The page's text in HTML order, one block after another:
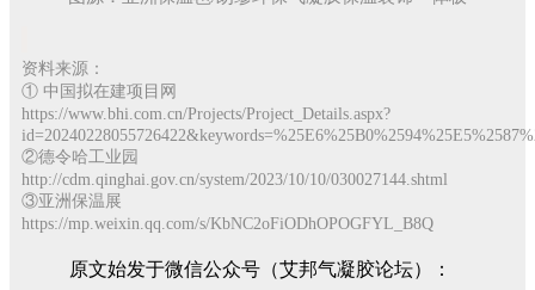
资料来源：
① 中国拟在建项目网
https://www.bhi.com.cn/Projects/Project_Details.aspx?
②德令哈工业园
http://cdm.qinghai.gov.cn/system/2023/10/10/030027144.shtml
③亚洲保温展
https://mp.weixin.qq.com/s/KbNC2oFiODhOPOGFYL_B8Q
原文始发于微信公众号（艾邦气凝胶论坛）：